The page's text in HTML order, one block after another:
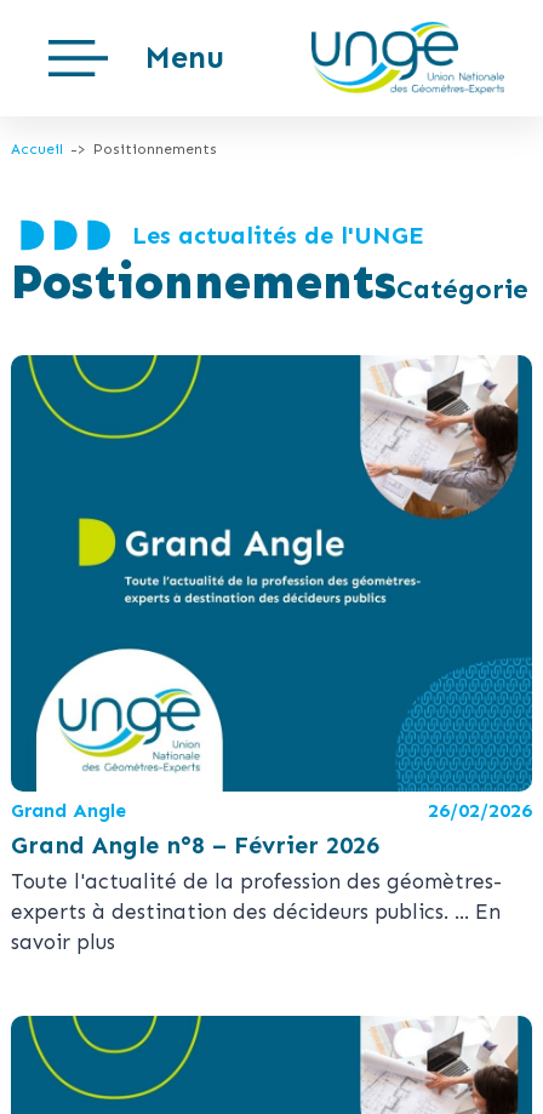
Menu
Accueil Positionnements
Les actualités de l'UNGE
PostionnementsCatégorie
Grand Angle 26/02/2026
Grand Angle n°8 – Février 2026
Toute l'actualité de la profession des géomètres-
experts à destination des décideurs publics. ... En
savoir plus